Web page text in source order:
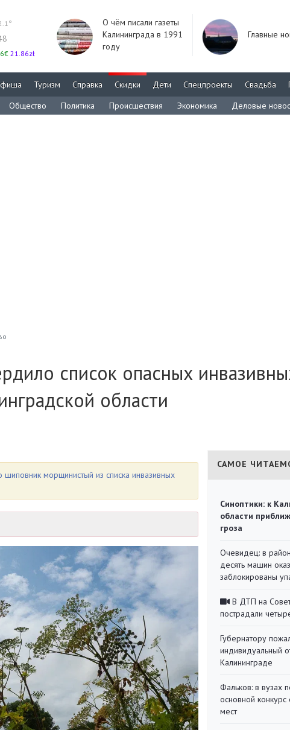
21.86zł
О чём писали газеты
Калининграда в 1991
году
Главные
Туризм Справка Скидки Дети Спецпроекты Свадьба
Общество Политика Происшествия Экономика Деловые
список опасных
области
морщинистый из списка инвазивных
САМОЕ
Синоптики: к
области
гроза
Очевидец: в
десять машин
заблокированы
В ДТП на
пострадали
Губернатору
индивидуальный
Калининграде
Фальков: в вузах
основной
мест